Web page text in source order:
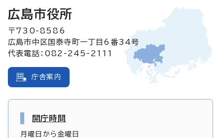
広島市役所
〒730-8586
広島市中区国泰寺町一丁目6番34号
代表電話：082-245-2111
庁舎案内
開庁時間
月曜日から金曜日